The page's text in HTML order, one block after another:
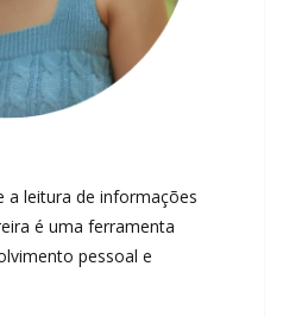
a leitura de informações
é uma ferramenta
pessoal e